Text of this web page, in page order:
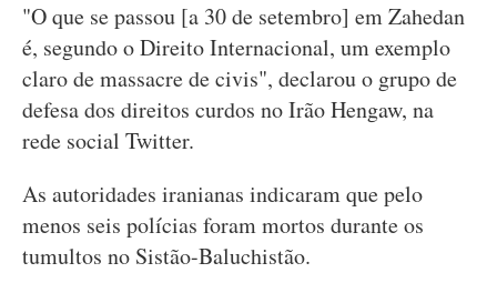
"O que se passou [a 30 de setembro] em Zahedan
é, segundo o Direito Internacional, um exemplo
claro de massacre de civis", declarou o grupo de
defesa dos direitos curdos no Irão Hengaw, na
rede social Twitter.
As autoridades iranianas indicaram que pelo
menos seis polícias foram mortos durante os
tumultos no Sistão-Baluchistão.